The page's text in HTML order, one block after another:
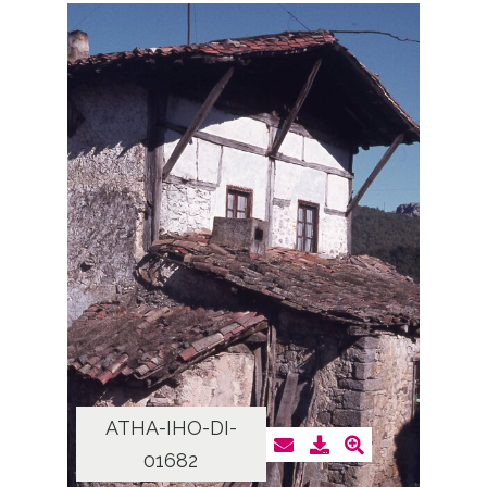
ATHA-IHO-DI-
01682